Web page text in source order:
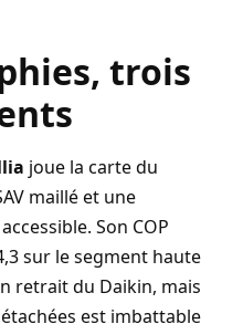
trois
joue la carte du
maillé et une
Son COP
sur le segment haute
retrait du Daikin, mais
est imbattable